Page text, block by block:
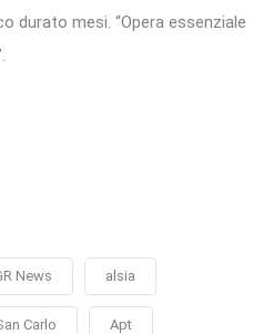
durato mesi. “Opera essenziale
News alsia
Carlo Apt